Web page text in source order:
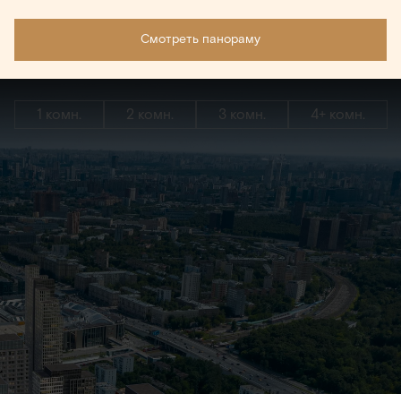
Смотреть панораму
1 комн. 2 комн. 3 комн. 4+ комн.